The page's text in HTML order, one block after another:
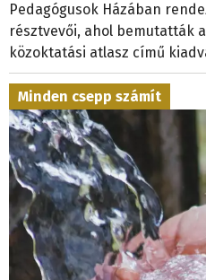
Pedagógusok Házában
résztvevői, ahol bemutatták
közoktatási atlasz című
Minden csepp számít